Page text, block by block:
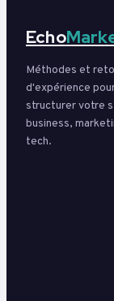
Echo
Méthodes et
d'expérience
structurer votre
business,
tech.